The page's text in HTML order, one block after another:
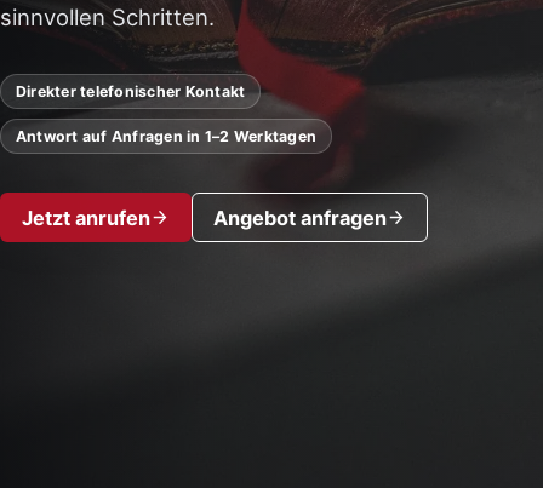
sinnvollen Schritten.
Direkter telefonischer Kontakt
Antwort auf Anfragen in 1–2 Werktagen
Jetzt anrufen Angebot anfragen